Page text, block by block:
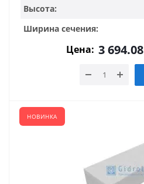
Высота:
Ширина сечения:
Цена: 3 694.08
НОВИНКА